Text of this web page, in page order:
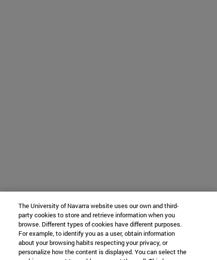
The University of Navarra website uses our own and third-
party cookies to store and retrieve information when you
browse. Different types of cookies have different purposes.
For example, to identify you as a user, obtain information
about your browsing habits respecting your privacy, or
personalize how the content is displayed. You can select the